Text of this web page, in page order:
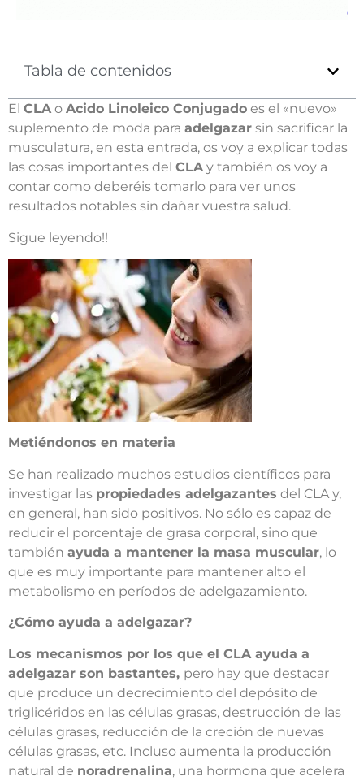
Tabla de contenidos
El CLAo Acido Linoleico Conjugado es el «nuevo»
suplemento de moda para adelgazar sin sacrificar la
musculatura, en esta entrada, os voy a explicar todas
las cosas importantes del CLAy también os voy a
contar como deberéis tomarlo para ver unos
resultados notables sin dañar vuestra salud.
Sigue leyendo!!
Metiéndonos en materia
Se han realizado muchos estudios científicos para
investigar las propiedades adelgazantes del CLA y,
en general, han sido positivos. No sólo es capaz de
reducir el porcentaje de grasa corporal, sino que
también ayuda a mantener la masa muscular, lo
que es muy importante para mantener alto el
metabolismo en períodos de adelgazamiento.
¿Cómo ayuda a adelgazar?
Los mecanismos por los que el CLA ayuda a
adelgazar son bastantes, pero hay que destacar
que produce un decrecimiento del depósito de
triglicéridos en las células grasas, destrucción de las
células grasas, reducción de la creción de nuevas
células grasas, etc. Incluso aumenta la producción
natural de noradrenalina, una hormona que acelera